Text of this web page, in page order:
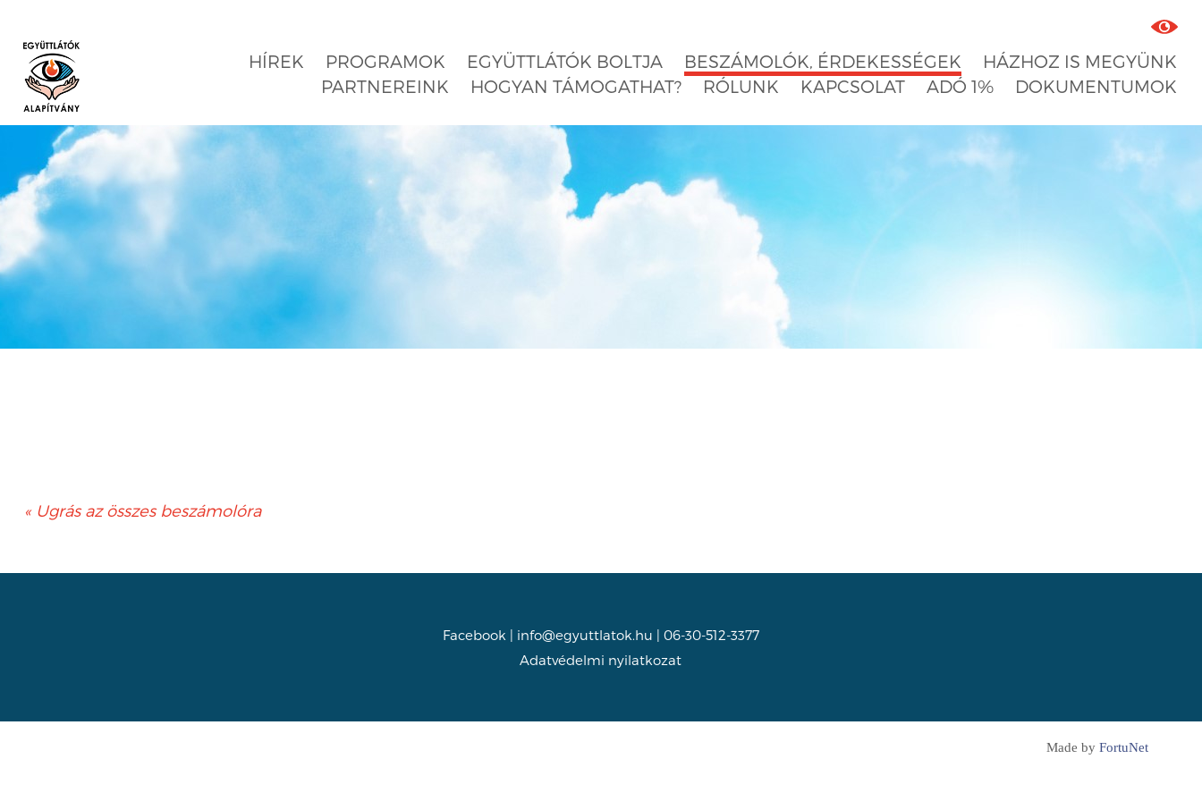
HÍREK PROGRAMOK EGYÜTTLÁTÓK BOLTJA BESZÁMOLÓK, ÉRDEKESSÉGEK
HÁZHOZ IS MEGYÜNK
PARTNEREINK
HOGYAN TÁMOGATHAT? RÓLUNK KAPCSOLAT ADÓ 1% DOKUMENTUMOK
« Ugrás az összes beszámolóra
Facebook | info@egyuttlatok.hu | 06-30-512-3377
Adatvédelmi nyilatkozat
Made by FortuNet